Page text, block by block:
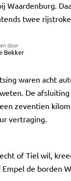
Waardenburg.
twee
door
Bekker
waren acht
De
zeventien
vertraging.
of Tiel wil,
Empel de borden